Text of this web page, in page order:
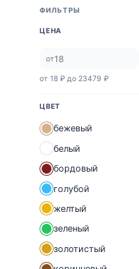
ФИЛЬТРЫ
ЦЕНА
от
от 18 ₽ до 23479 ₽
ЦВЕТ
бежевый
белый
бордовый
голубой
желтый
зеленый
золотистый